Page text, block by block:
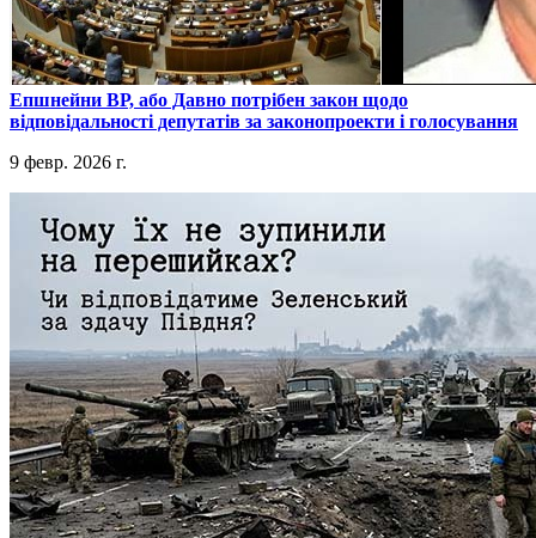
​Епшнейни ВР, або Давно потрібен закон щодо
відповідальності депутатів за законопроекти і голосування
9 февр. 2026 г.